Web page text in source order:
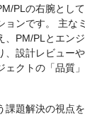
PLの右腕とし
ョンです。 主な
、PM/PLとエン
、設計レビュー
ェクトの「品質
課題解決の視点